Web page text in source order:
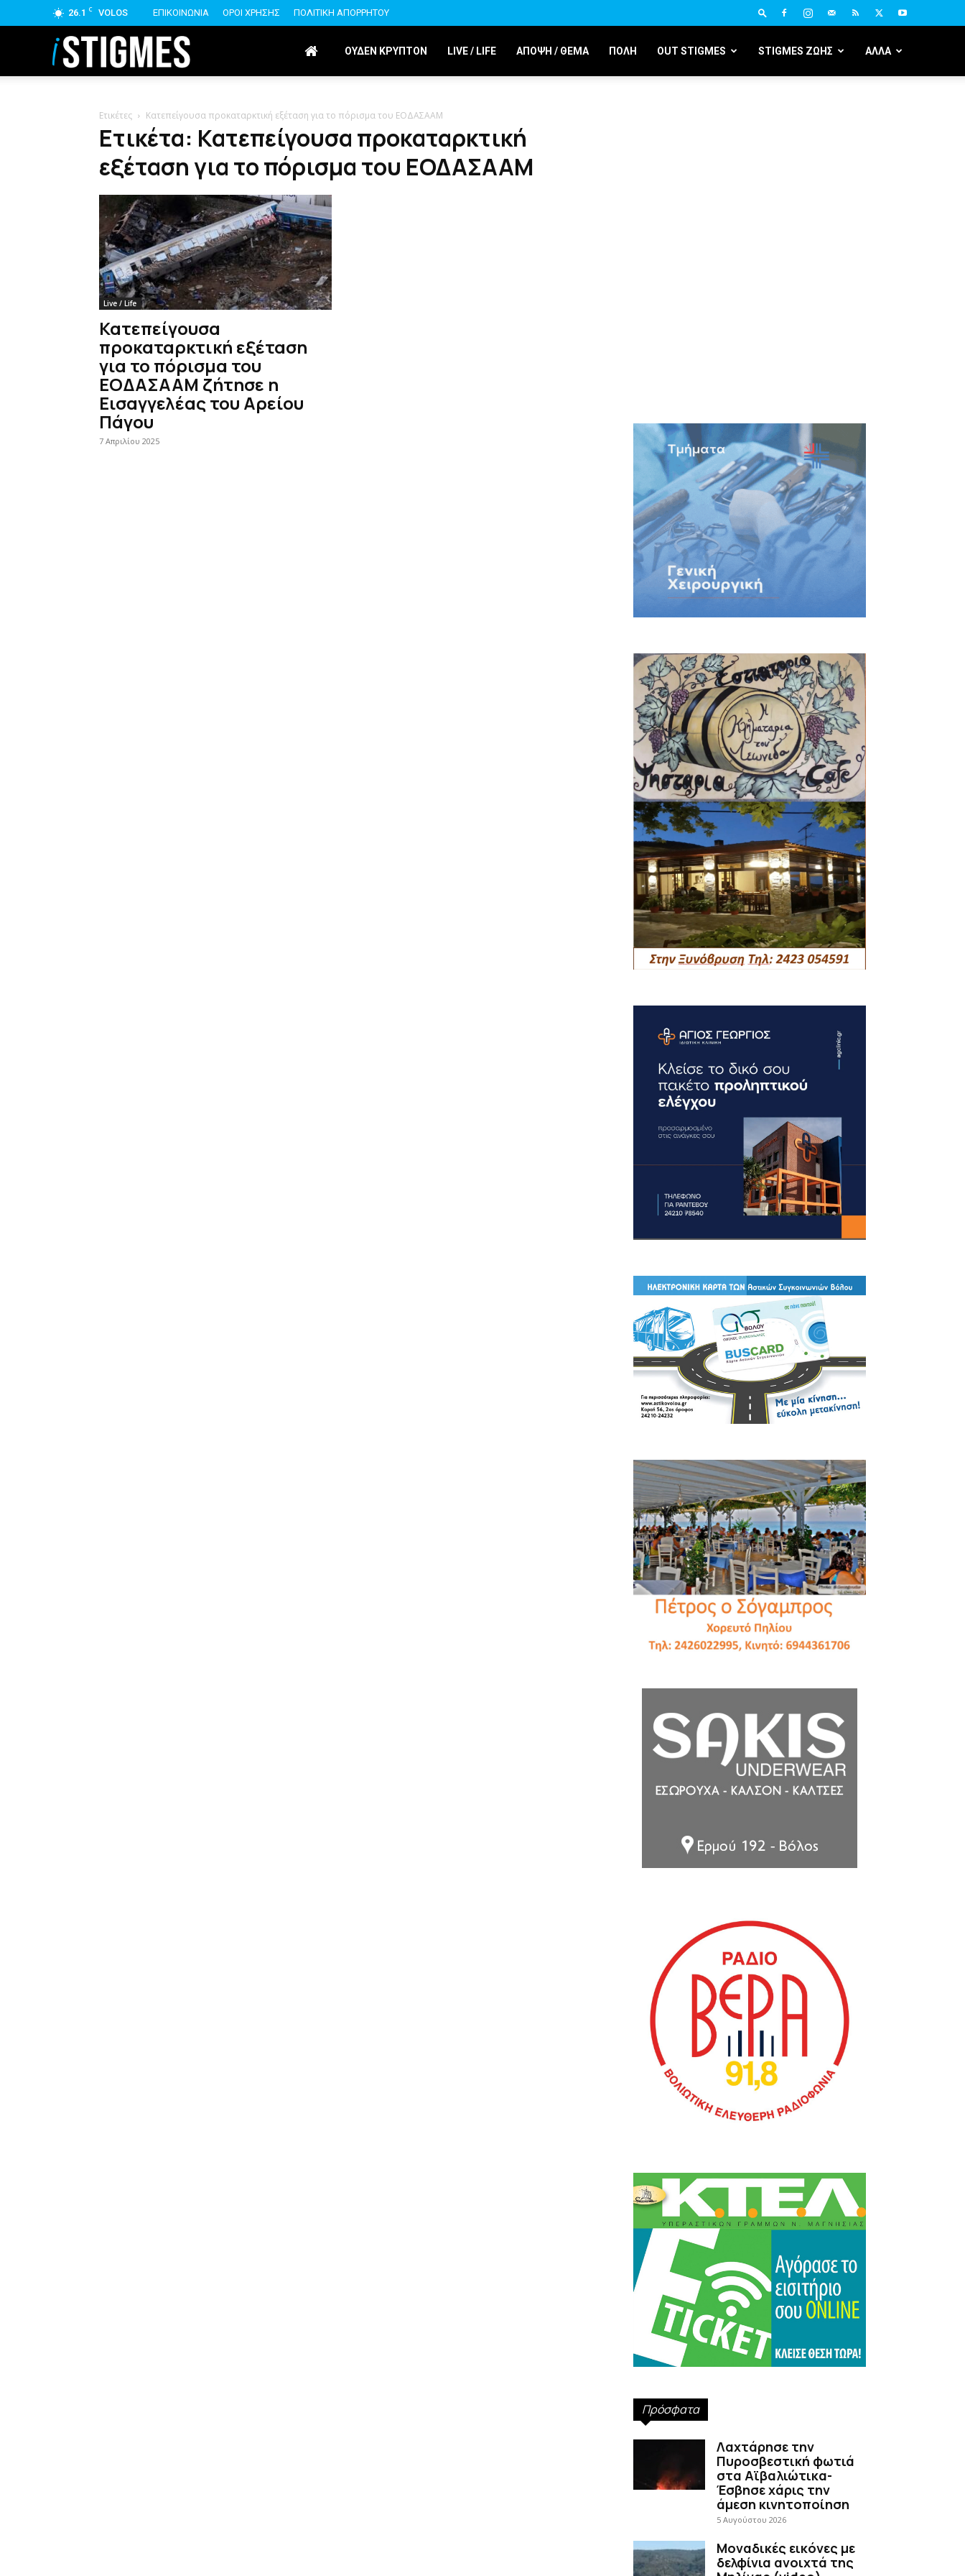
26.1 C VOLOS ΕΠΙΚΟΙΝΩΝΙΑ ΟΡΟΙ ΧΡΗΣΗΣ ΠΟΛΙΤΙΚΗ ΑΠΟΡΡΗΤΟΥ
istigmes ΟΥΔΕΝ ΚΡΥΠΤΟΝ LIVE / LIFE ΑΠΟΨΗ / ΘΕΜΑ ΠΟΛΗ OUT STIGMES STIGMES ΖΩΗΣ ΑΛΛΑ
Ετικέτες Κατεπείγουσα προκαταρκτική εξέταση για το πόρισμα του ΕΟΔΑΣΑΑΜ
Ετικέτα: Κατεπείγουσα προκαταρκτική
εξέταση για το πόρισμα του ΕΟΔΑΣΑΑΜ
Live / Life
Κατεπείγουσα
προκαταρκτική εξέταση
για το πόρισμα του
ΕΟΔΑΣΑΑΜ ζήτησε η
Εισαγγελέας του Αρείου
Πάγου
7 Απριλίου 2025
Πρόσφατα
Λαχτάρησε την
Πυροσβεστική φωτιά
στα Αϊβαλιώτικα-
Έσβησε χάρις την
άμεση κινητοποίηση
5 Αυγούστου 2026
Μοναδικές εικόνες με
δελφίνια ανοιχτά της